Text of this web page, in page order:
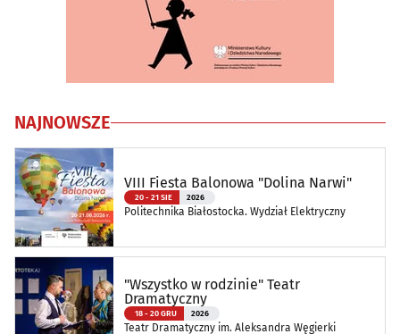
NAJNOWSZE
VIII Fiesta Balonowa "Dolina Narwi"
20 - 21 SIE 2026
Politechnika Białostocka. Wydział Elektryczny
"Wszystko w rodzinie" Teatr
Dramatyczny
18 - 20 GRU 2026
Teatr Dramatyczny im. Aleksandra Węgierki